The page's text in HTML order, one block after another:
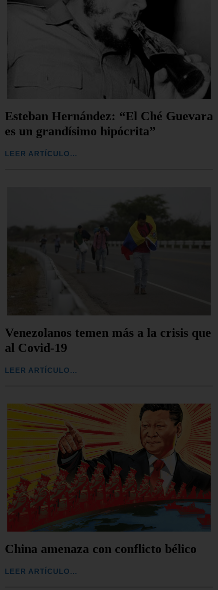
Esteban Hernández: “El Ché Guevara
es un grandísimo hipócrita”
LEER ARTÍCULO...
Venezolanos temen más a la crisis que
al Covid-19
LEER ARTÍCULO...
China amenaza con conflicto bélico
LEER ARTÍCULO...